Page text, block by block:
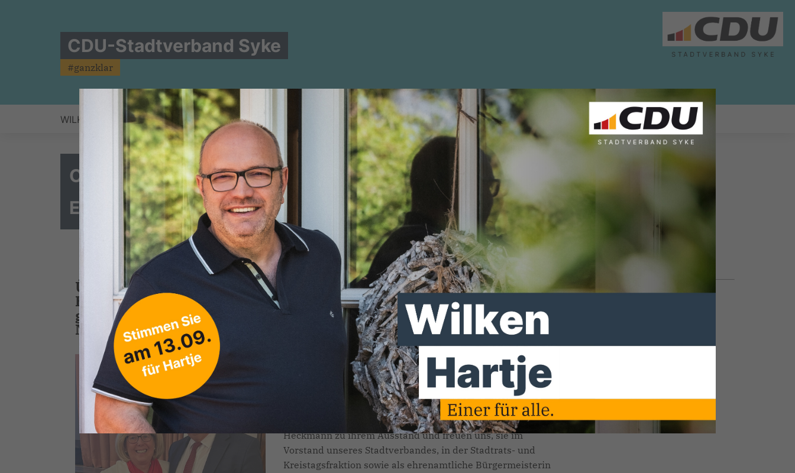
CDU-Stadtverband Syke
#ganzklar
WILKEN HARTJE KOMMUNALWAHL 2026 MITGLIED WERDEN! STADTVERBAND MANDATE ABGEORDNETE LINKS
CDU-Kreisparteitag: Edith Heckmann und Gisela
Einhaus verabschiedet, Jan Lindemann tritt an
Über zwanzig Jahre hat unser Stadtverbandsmitglied Edith
Heckmann im Vorstand des CDU-Kreisverbandes Diepholz
gewirkt, davon viele Jahre als stellvertretende Kreisvorsitzende.
Nun ist sie aus dem Kreisvorstand ausgeschieden.
Auf dem gestrigen Kreisparteitag in Neubruchhausen
verzichtete sie auf eine erneute Kandidatur. Vor über
einhundert Delegierten bedankte sich unser
Kreisvorsitzender Axel Knoerig für ihr
jahrzehntewährendes Engagement. Wir gratulieren Edith
Heckmann zu ihrem Ausstand und freuen uns, sie im
Vorstand unseres Stadtverbandes, in der Stadtrats- und
Kreistagsfraktion sowie als ehrenamtliche Bürgermeisterin